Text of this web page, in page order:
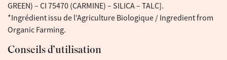
GREEN) – CI 75470 (CARMINE) – SILICA – TALC].
*Ingrédient issu de l’Agriculture Biologique / Ingredient from
Organic Farming.
Conseils d’utilisation